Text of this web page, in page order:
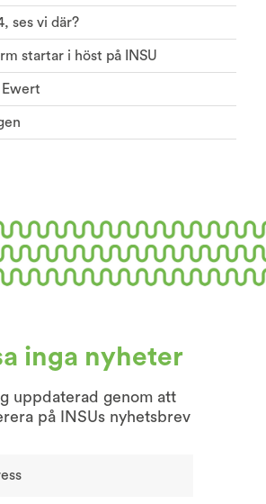
ses vi där?
startar i höst på INSU
inga nyheter
uppdaterad genom att
på INSUs nyhetsbrev